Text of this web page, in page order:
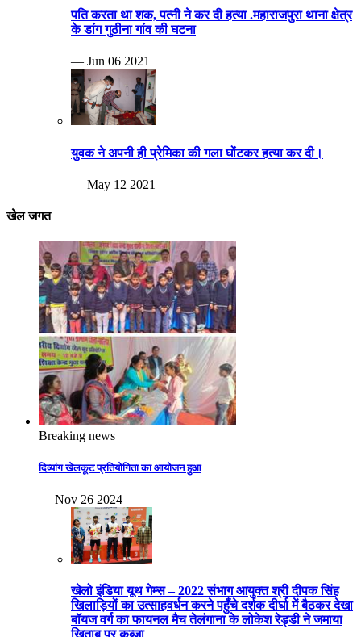
— May 12 2021
Breaking news
दिव्यांग खेलकूट प्रतियोगिता का आयोजन हुआ
— Nov 26 2024
खेलो इंडिया यूथ गेम्स – 2022 संभाग आयुक्त श्री दीपक सिंह
खिलाड़ियों का उत्साहवर्धन करने पहुँचे दर्शक दीर्घा में बैठकर देखा
खिताब पर कब्जा
— Feb 03 2023
खेलो इंडिया यूथ गेम्स-2023 जिम्नास्टों ने शारीरिक चपलता व
दमखम से हैरतअंगेज प्रदर्शन कर किया रोमांचित बैडमिंटन के
एकल क्वार्टर फाइनल हुए और युगल स्पर्धा भी हुई प्रतिभावान
शटलरों ने जम कर बजवाईं तालियाँ